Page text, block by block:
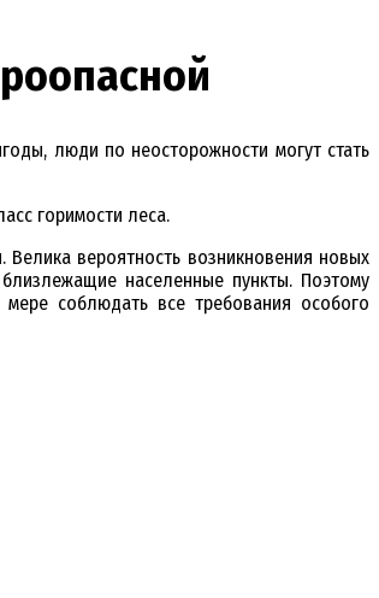
люди по неосторожности могут стать
горимости леса.
вероятность возникновения новых
населенные пункты. Поэтому
соблюдать все требования особого